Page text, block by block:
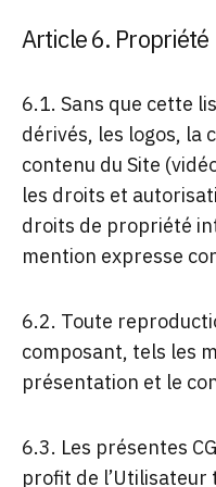
Article 6.
6.1. Sans que cette
dérivés, les logos, la
contenu du Site
les droits et
droits de propriété
mention expresse
6.2. Toute
composant, tels les
présentation et le
6.3. Les présentes
profit de l’Utilisateur